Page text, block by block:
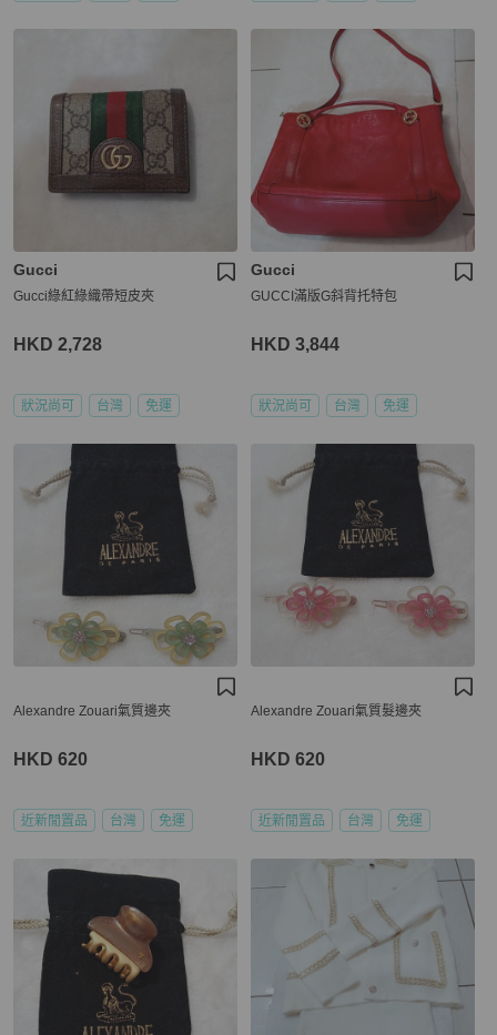
Gucci
Gucci綠紅綠織帶短皮夾
HKD 2,728
狀況尚可 台灣 免運
Gucci
GUCCI滿版G斜背托特包
HKD 3,844
狀況尚可 台灣 免運
Alexandre Zouari氣質邊夾
HKD 620
近新閒置品 台灣 免運
Alexandre Zouari氣質髮邊夾
HKD 620
近新閒置品 台灣 免運